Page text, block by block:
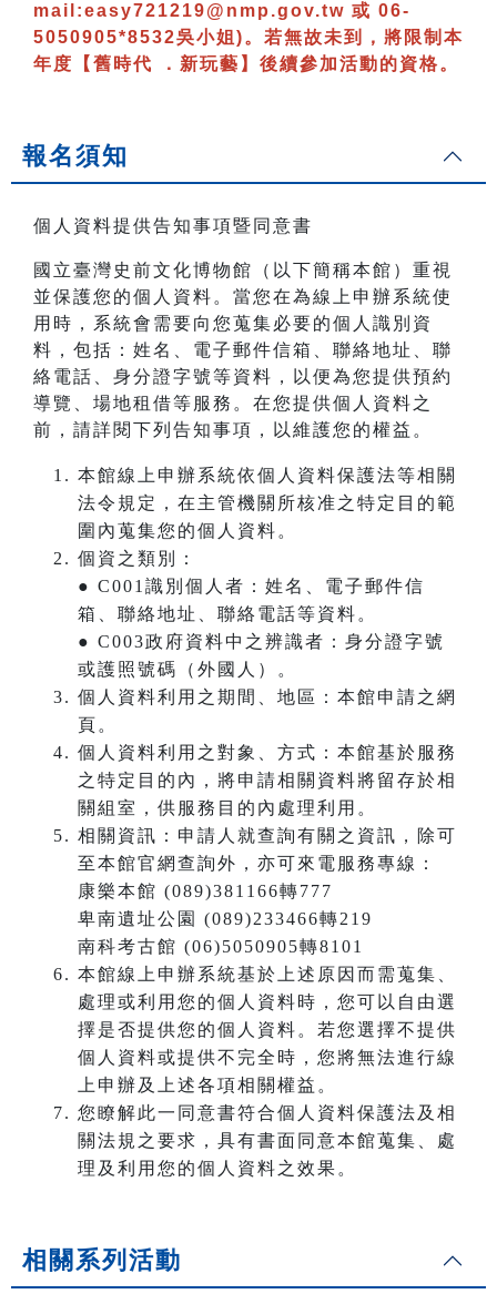
mail:easy721219@nmp.gov.tw 或 06-
5050905*8532吳小姐)。若無故未到，將限制本
年度【舊時代 ．新玩藝】後續參加活動的資格。
報名須知
個人資料提供告知事項暨同意書
國立臺灣史前文化博物館（以下簡稱本館）重視
並保護您的個人資料。當您在為線上申辦系統使
用時，系統會需要向您蒐集必要的個人識別資
料，包括：姓名、電子郵件信箱、聯絡地址、聯
絡電話、身分證字號等資料，以便為您提供預約
導覽、場地租借等服務。在您提供個人資料之
前，請詳閱下列告知事項，以維護您的權益。
本館線上申辦系統依個人資料保護法等相關
法令規定，在主管機關所核准之特定目的範
圍內蒐集您的個人資料。
個資之類別：
● C001識別個人者：姓名、電子郵件信
箱、聯絡地址、聯絡電話等資料。
● C003政府資料中之辨識者：身分證字號
或護照號碼（外國人）。
個人資料利用之期間、地區：本館申請之網
頁。
個人資料利用之對象、方式：本館基於服務
之特定目的內，將申請相關資料將留存於相
關組室，供服務目的內處理利用。
相關資訊：申請人就查詢有關之資訊，除可
至本館官網查詢外，亦可來電服務專線：
康樂本館 (089)381166轉777
卑南遺址公園 (089)233466轉219
南科考古館 (06)5050905轉8101
本館線上申辦系統基於上述原因而需蒐集、
處理或利用您的個人資料時，您可以自由選
擇是否提供您的個人資料。若您選擇不提供
個人資料或提供不完全時，您將無法進行線
上申辦及上述各項相關權益。
您瞭解此一同意書符合個人資料保護法及相
關法規之要求，具有書面同意本館蒐集、處
理及利用您的個人資料之效果。
相關系列活動